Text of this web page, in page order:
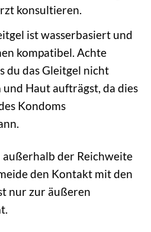
konsultieren.
ist wasserbasiert und
kompatibel. Achte
du das Gleitgel nicht
Haut aufträgst, da dies
Kondoms
außerhalb der Reichweite
den Kontakt mit den
nur zur äußeren